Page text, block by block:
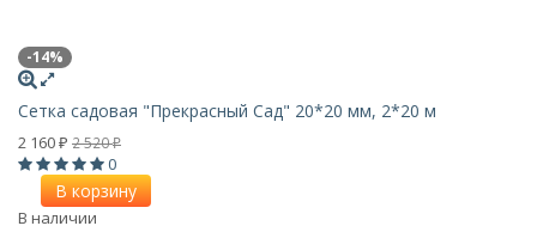
-14%
Сетка садовая "Прекрасный Сад" 20*20 мм, 2*20 м
2 160 ₽ 2 520₽
0
В корзину
В наличии